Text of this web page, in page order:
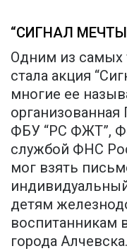
“СИГНАЛ
Одним из самых
стала акция
многие ее
ФБУ “РС ФЖТ”,
службой ФНС
мог взять
детям
воспитанникам
города Алчевска.